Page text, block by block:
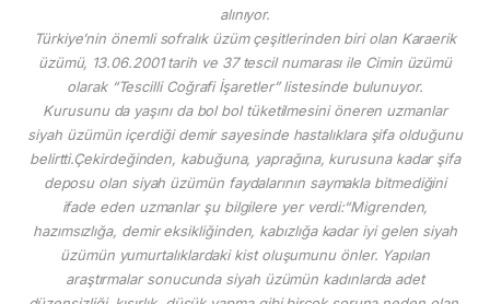
alınıyor.
Türkiye’nin önemli sofralık üzüm çeşitlerinden biri olan Karaerik
üzümü, 13.06.2001 tarih ve 37 tescil numarası ile Cimin üzümü
olarak “Tescilli Coğrafi İşaretler” listesinde bulunuyor.
Kurusunu da yaşını da bol bol tüketilmesini öneren uzmanlar
siyah üzümün içerdiği demir sayesinde hastalıklara şifa olduğunu
belirtti.Çekirdeğinden, kabuğuna, yaprağına, kurusuna kadar şifa
deposu olan siyah üzümün faydalarının saymakla bitmediğini
ifade eden uzmanlar şu bilgilere yer verdi:“Migrenden,
hazımsızlığa, demir eksikliğinden, kabızlığa kadar iyi gelen siyah
üzümün yumurtalıklardaki kist oluşumunu önler. Yapılan
araştırmalar sonucunda siyah üzümün kadınlarda adet